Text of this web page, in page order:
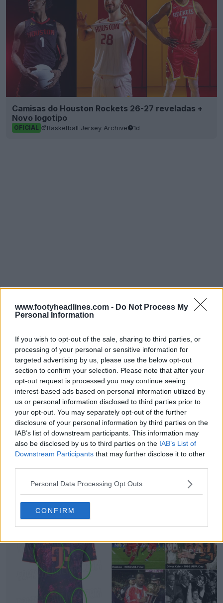
www.footyheadlines.com - Do Not Process My
Personal Information
If you wish to opt-out of the sale, sharing to third parties, or
processing of your personal or sensitive information for
targeted advertising by us, please use the below opt-out
section to confirm your selection. Please note that after your
opt-out request is processed you may continue seeing
interest-based ads based on personal information utilized by
us or personal information disclosed to third parties prior to
your opt-out. You may separately opt-out of the further
disclosure of your personal information by third parties on the
IAB’s list of downstream participants. This information may
also be disclosed by us to third parties on the IAB’s List of
Downstream Participants that may further disclose it to other
Personal Data Processing Opt Outs
CONFIRM
Camisas do Houston Rockets 26-27 reveladas +
Novo logotipo
OFICIAL Basketball Jersey Archive 1d
Vazou a ousada camisa de aquecimento do PSG
para a época 26-27